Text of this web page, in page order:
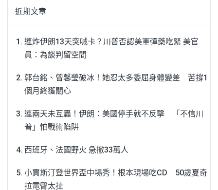
近期文章
連炸伊朗13天突喊卡？川普否認美軍彈藥吃緊 美官
員：為談判留空間
郭台銘、曾馨瑩破冰！她忍太多委屈身體變差 苦撐1
個月終獲關心
連兩天未互轟！伊朗：美國停手就不反擊 「不信川
普」怕戰術陷阱
西班牙、法國野火 急撤33萬人
小賈斯汀登世界盃中場秀！根本現場吃CD 50歲夏奇
拉電臀太扯